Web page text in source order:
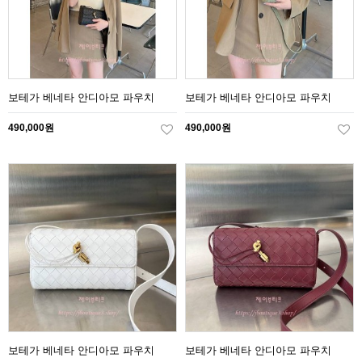
보테가 베네타 안디아모 파우치
490,000원
보테가 베네타 안디아모 파우치
490,000원
보테가 베네타 안디아모 파우치 보테가 베네타 안디아모 파우치